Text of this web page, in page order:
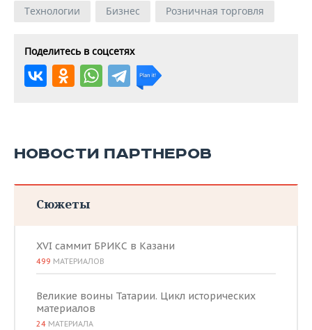
Технологии Бизнес Розничная торговля
Поделитесь в соцсетях
НОВОСТИ ПАРТНЕРОВ
Сюжеты
XVI саммит БРИКС в Казани
499 МАТЕРИАЛОВ
Великие воины Татарии. Цикл исторических
материалов
24 МАТЕРИАЛА